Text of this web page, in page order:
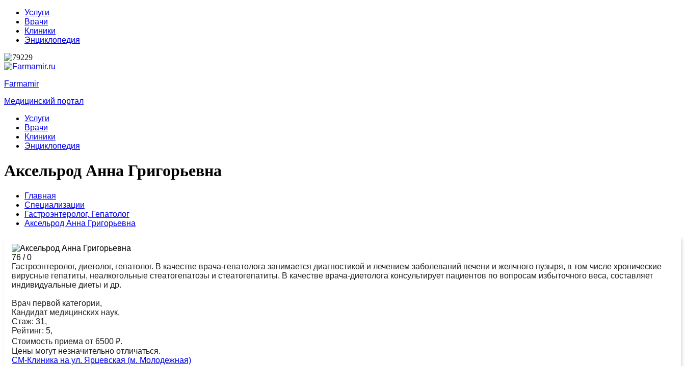
Услуги
Врачи
Клиники
Энциклопедия
Farmamir
Медицинский портал
Услуги
Врачи
Клиники
Энциклопедия
Аксельрод Анна Григорьевна
Главная
Специализации
Гастроэнтеролог, Гепатолог
Аксельрод Анна Григорьевна
76 /0
Гастроэнтеролог, диетолог, гепатолог. В качестве врача-гепатолога занимается диагностикой и лечением заболеваний печени и желчного пузыря, в том числе хронические
вирусные гепатиты, неалкогольные стеатогепатозы и стеатогепатиты. В качестве врача-диетолога консультирует пациентов по вопросам избыточного веса, составляет
индивидуальные диеты и др.
Врач первой категории,
Кандидат медицинских наук,
Стаж: 31,
Рейтинг: 5,
Стоимость приема от 6500 ₽.
Цены могут незначительно отличаться.
СМ-Клиника на ул. Ярцевская (м. Молодежная)